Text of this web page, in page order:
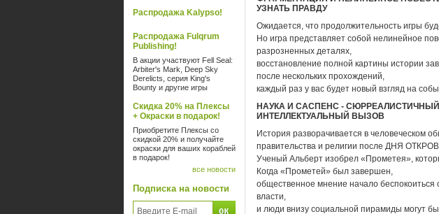
Распродажа Kalypso!
Распродажа Fulqrum
Publishing!
В акции участвуют Fell Seal:
Arbiter's Mark, Deep Sky
Derelicts, серия King's
Bounty и другие игры
Скидка 20% на Плексы
+ Окраски в подарок!
Приобретите Плексы со
скидкой 20% и получайте
окраски для ваших кораблей
в подарок!
все новости
Подписка на новости
УЗНАТЬ ПРАВДУ
Ожидается, что продолжительность игры
Но игра представляет собой нелинейное
разрозненных деталях,
восстановление полной картины истории
после нескольких прохождений,
каждый раз у вас будет новый взгляд на
НАУКА И САСПЕНС -
ИНТЕЛЛЕКТУАЛЬНЫЙ ВЫЗОВ
История разворачивается в человеческом
правительства и религии после ДНЯ
Ученый Альберт изобрел «Прометея»,
Когда «Прометей» был завершен,
общественное мнение начало
власти,
и люди внизу социальной пирамиды могут